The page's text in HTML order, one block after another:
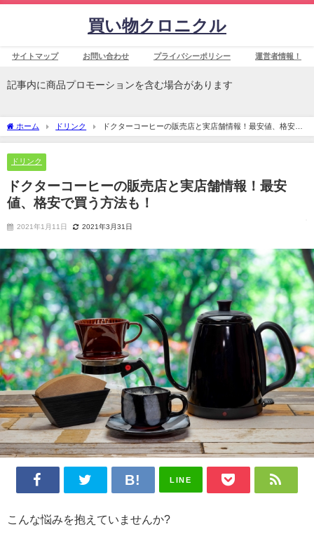
買い物クロニクル
サイトマップ お問い合わせ プライバシーポリシー 運営者情報！
記事内に商品プロモーションを含む場合があります
ホーム ドリンク
ドクターコーヒーの販売店と実店舗情報！最安値、格安で
買う方法も！
ドリンク
ドクターコーヒーの販売店と実店舗情報！最安
値、格安で買う方法も！
2021年1月11日 2021年3月31日
LINE
こんな悩みを抱えていませんか?